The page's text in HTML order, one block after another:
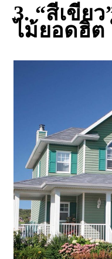
3. “สีเขีย
ไม้ยอดฮิต